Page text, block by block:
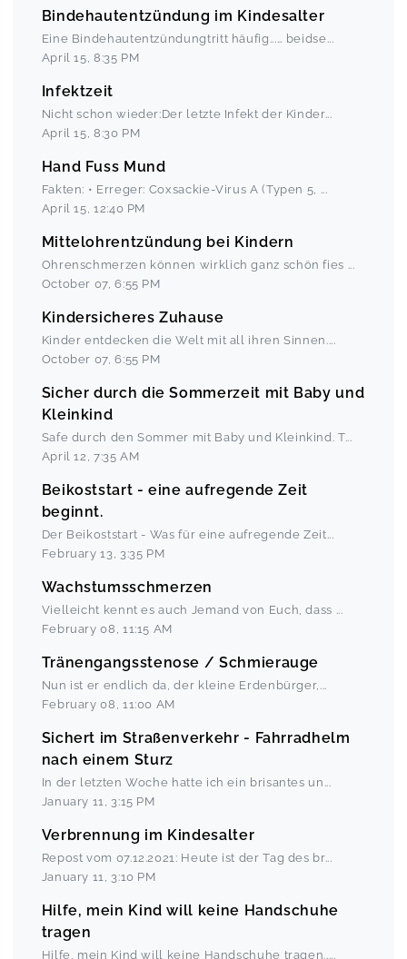
Bindehautentzündung im Kindesalter
Eine Bindehautentzündungtritt häufig...… beidse...
April 15 ,8:35 PM
Infektzeit
Nicht schon wieder:Der letzte Infekt der Kinder...
April 15 ,8:30 PM
Hand Fuss Mund
Fakten: • Erreger: Coxsackie-Virus A (Typen 5, ...
April 15 ,12:40 PM
Mittelohrentzündung bei Kindern
Ohrenschmerzen können wirklich ganz schön fies ...
October 07 ,6:55 PM
Kindersicheres Zuhause
Kinder entdecken die Welt mit all ihren Sinnen....
October 07 ,6:55 PM
Sicher durch die Sommerzeit mit Baby und
Kleinkind
Safe durch den Sommer mit Baby und Kleinkind. T...
April 12 ,7:35 AM
Beikoststart - eine aufregende Zeit
beginnt.
Der Beikoststart - Was für eine aufregende Zeit...
February 13
3:35 PM
Wachstumsschmerzen
Vielleicht kennt es auch Jemand von Euch, dass ...
February 08 11:15 AM
Tränengangsstenose / Schmierauge
Nun ist er endlich da, der kleine Erdenbürger, ...
February 08 11:00 AM
Sichert im Straßenverkehr - Fahrradhelm
nach einem Sturz
In der letzten Woche hatte ich ein brisantes un ...
January 11
3:15 PM
Verbrennung im Kindesalter
Repost vom 07.12.2021: Heute ist der Tag des br...
January 11
3:10 PM
Hilfe, mein Kind will keine Handschuhe
tragen
Hilfe, mein Kind will keine Handschuhe tragen.....